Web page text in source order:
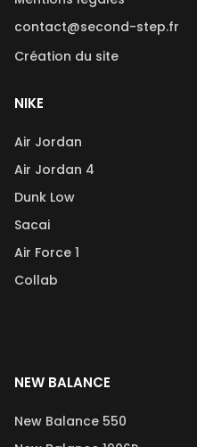
contact@second-step.fr
Création du site
NIKE
Air Jordan
Air Jordan 4
Dunk Low
Sacai
Air Force 1
Collab
NEW BALANCE
New Balance 550